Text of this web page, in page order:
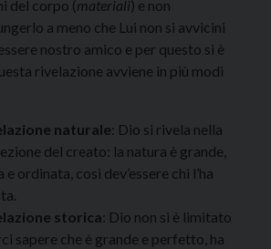
del corpo (materiali) e non
a meno che Lui non si avvicini
nostro amico e per questo si è
rivelazione avviene in più modi
naturale: Dio si rivela nella
del creato: la natura è grande,
e ordinata, così dev’essere chi l’ha
storica: Dio non si è limitato
sapere che è grande e perfetto, ha